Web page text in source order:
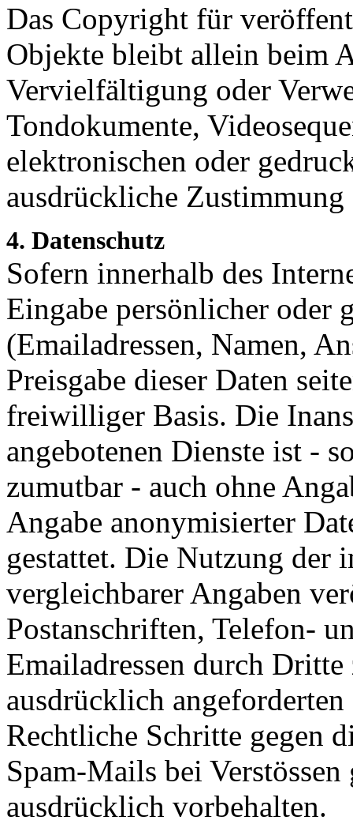
Das Copyright für
Objekte bleibt allein beim
Vervielfältigung oder
Tondokumente,
elektronischen oder
ausdrückliche
4. Datenschutz
Sofern innerhalb des
Eingabe persönlicher oder
(Emailadressen, Namen,
Preisgabe dieser Daten
freiwilliger Basis. Die
angebotenen Dienste ist -
zumutbar - auch ohne
Angabe anonymisierter
gestattet. Die Nutzung der
vergleichbarer Angaben
Postanschriften, Telefon-
Emailadressen durch
ausdrücklich
Rechtliche Schritte gegen
Spam-Mails bei
ausdrücklich vorbehalten.